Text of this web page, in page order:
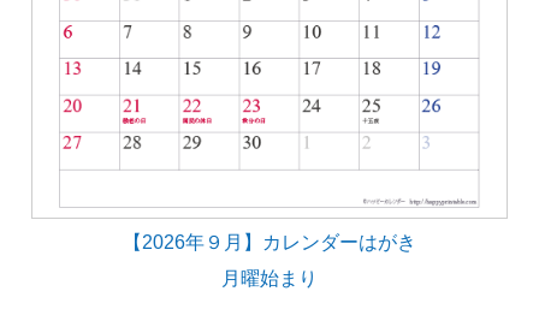
【2026年９月】カレンダーはがき
月曜始まり